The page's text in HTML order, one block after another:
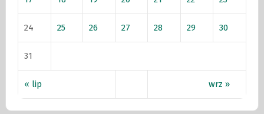
« lip wrz »
24 25 26 27 28 29 30
31